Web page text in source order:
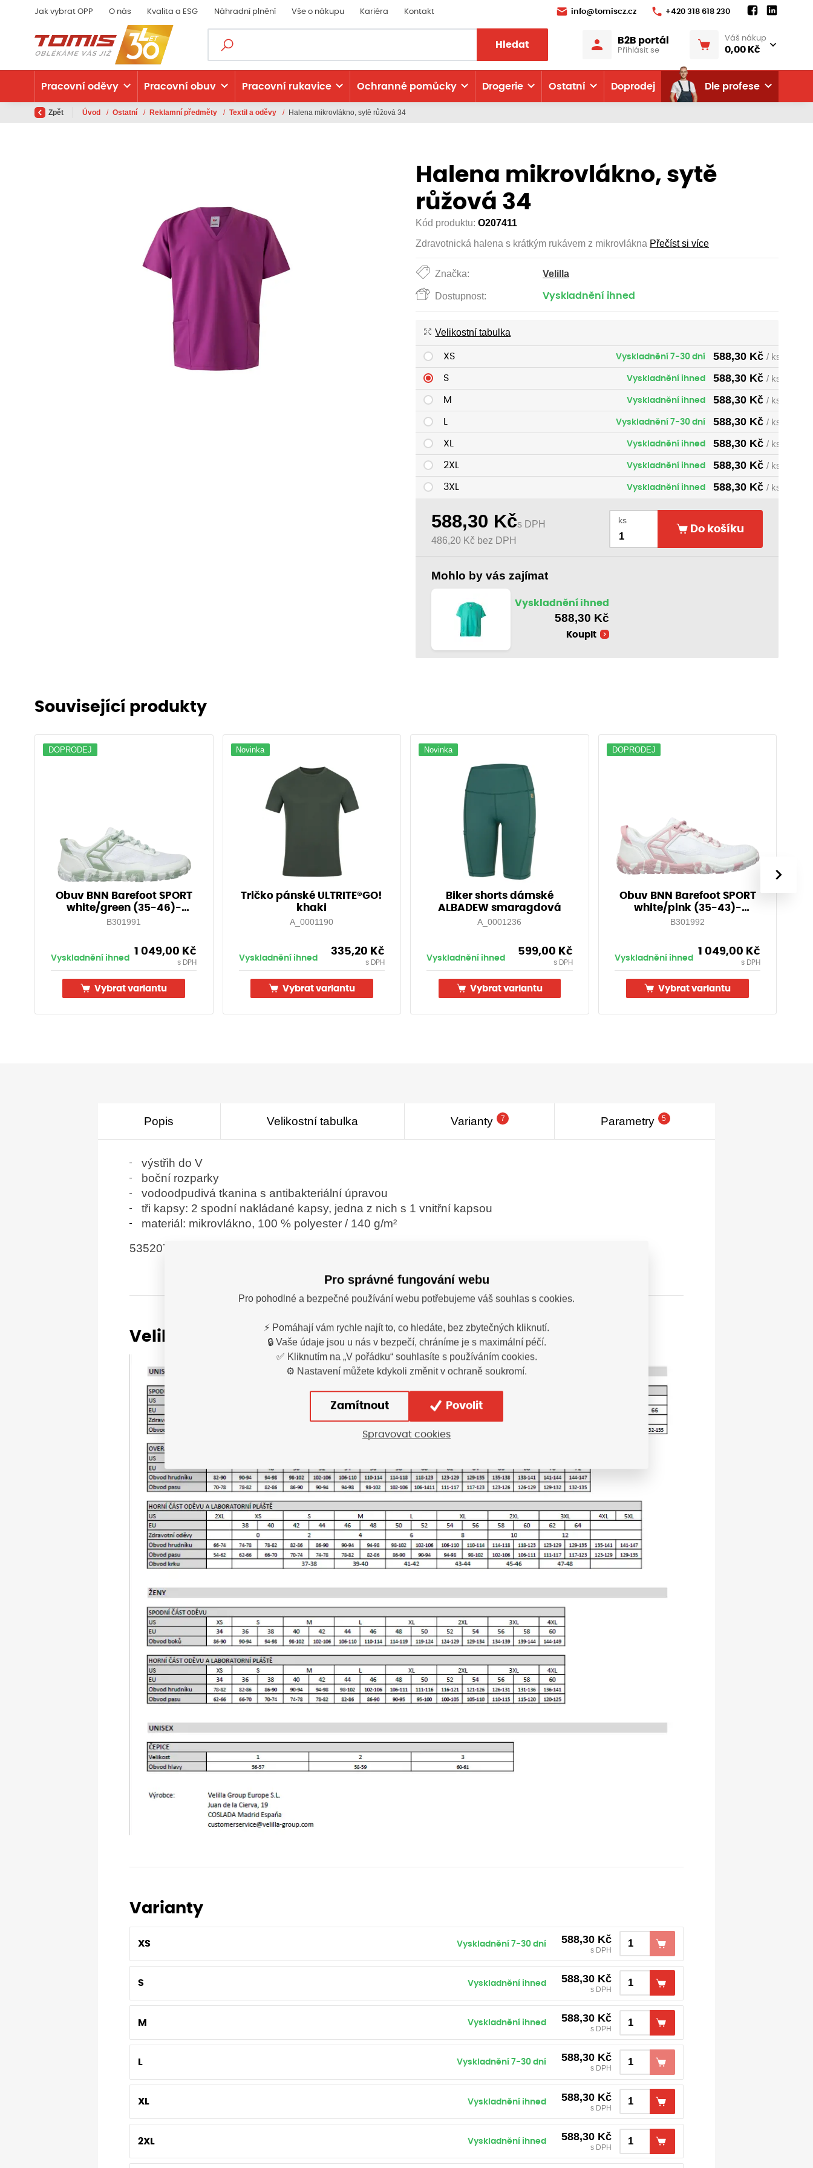
Jak vybrat OPP O nás Kvalita a ESG Náhradní plnění Vše o nákupu Kariéra Kontakt info@tomiscz.cz +420 318 618 230
Hledat B2B portál
Přihlásit se
Váš nákup
0,00 Kč
Pracovní oděvy Pracovní obuv Pracovní rukavice Ochranné pomůcky Drogerie Ostatní Doprodej Dle profese
Zpět Úvod / Ostatní / Reklamní předměty / Textil a oděvy / Halena mikrovlákno, sytě růžová 34
Halena mikrovlákno, sytě
růžová 34
Kód produktu: O207411
Zdravotnická halena s krátkým rukávem z mikrovlákna Přečíst si více
Značka: Velilla
Dostupnost: Vyskladnění ihned
Velikostní tabulka
XS Vyskladnění 7-30 dní 588,30 Kč / ks
S Vyskladnění ihned 588,30 Kč / ks
M Vyskladnění ihned 588,30 Kč / ks
Vyskladnění 7-30 dní 588,30 Kč / ks
XL Vyskladnění ihned 588,30 Kč / ks
2XL Vyskladnění ihned 588,30 Kč / ks
3XL Vyskladnění ihned 588,30 Kč / ks
588,30 Kčs DPH
486,20 Kč bez DPH
ks
Do košíku
Mohlo by vás zajímat
Vyskladnění ihned
588,30 Kč
Koupit
Související produkty
DOPRODEJ
Obuv BNN Barefoot SPORT
white/green (35-46)-
Doprodej!
B301991
Vyskladnění ihned
1 049,00 Kč
s DPH
Vybrat variantu
Novinka
Tričko pánské ULTRITE®GO!
khaki
A_0001190
Vyskladnění ihned
335,20 Kč
s DPH
Vybrat variantu
Novinka
Biker shorts dámské
ALBADEW smaragdová
A_0001236
Vyskladnění ihned
599,00 Kč
s DPH
Vybrat variantu
DOPRODEJ
Obuv BNN Barefoot SPORT
white/pink (35-43)-
Doprodej!
B301992
Vyskladnění ihned
1 049,00 Kč
s DPH
Vybrat variantu
›
Popis Velikostní tabulka Varianty 7 Parametry 5
výstřih do V
boční rozparky
vodoodpudivá tkanina s antibakteriální úpravou
tři kapsy: 2 spodní nakládané kapsy, jedna z nich s 1 vnitřní kapsou
materiál: mikrovlákno, 100 % polyester / 140 g/m²
535207
Velikostní tabulka: Velilla
Varianty
XS Vyskladnění 7-30 dní 588,30 Kč
s DPH
S Vyskladnění ihned 588,30 Kč
s DPH
M Vyskladnění ihned 588,30 Kč
s DPH
L Vyskladnění 7-30 dní 588,30 Kč
s DPH
XL Vyskladnění ihned 588,30 Kč
s DPH
2XL Vyskladnění ihned 588,30 Kč
s DPH
Pro správné fungování webu
Pro pohodlné a bezpečné používání webu potřebujeme váš souhlas s cookies.
⚡ Pomáhají vám rychle najít to, co hledáte, bez zbytečných kliknutí.
🔒 Vaše údaje jsou u nás v bezpečí, chráníme je s maximální péčí.
✅ Kliknutím na „V pořádku“ souhlasíte s používáním cookies.
⚙️ Nastavení můžete kdykoli změnit v ochraně soukromí.
Zamítnout Povolit
Spravovat cookies